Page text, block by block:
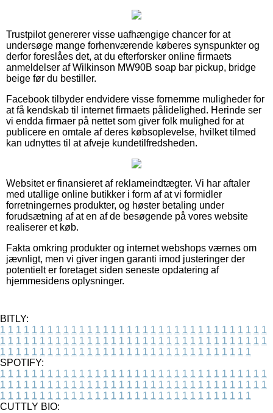
Trustpilot genererer visse uafhængige chancer for at
undersøge mange forhenværende køberes synspunkter og
derfor foreslåes det, at du efterforsker online firmaets
anmeldelser af Wilkinson MW90B soap bar pickup, bridge
beige før du bestiller.
Facebook tilbyder endvidere visse fornemme muligheder for
at få kendskab til internet firmaets pålidelighed. Herinde ser
vi endda firmaer på nettet som giver folk mulighed for at
publicere en omtale af deres købsoplevelse, hvilket tilmed
kan udnyttes til at afveje kundetilfredsheden.
Websitet er finansieret af reklameindtægter. Vi har aftaler
med utallige online butikker i form af at vi formidler
forretningernes produkter, og høster betaling under
forudsætning af at en af de besøgende på vores website
realiserer et køb.
Fakta omkring produkter og internet webshops værnes om
jævnligt, men vi giver ingen garanti imod justeringer der
potentielt er foretaget siden seneste opdatering af
hjemmesidens oplysninger.
BITLY:
1 1 1 1 1 1 1 1 1 1 1 1 1 1 1 1 1 1 1 1 1 1 1 1 1 1 1 1 1 1 1 1 1 1
1 1 1 1 1 1 1 1 1 1 1 1 1 1 1 1 1 1 1 1 1 1 1 1 1 1 1 1 1 1 1 1 1 1
1 1 1 1 1 1 1 1 1 1 1 1 1 1 1 1 1 1 1 1 1 1 1 1 1 1 1 1 1 1 1 1
SPOTIFY:
1 1 1 1 1 1 1 1 1 1 1 1 1 1 1 1 1 1 1 1 1 1 1 1 1 1 1 1 1 1 1 1 1 1
1 1 1 1 1 1 1 1 1 1 1 1 1 1 1 1 1 1 1 1 1 1 1 1 1 1 1 1 1 1 1 1 1 1
1 1 1 1 1 1 1 1 1 1 1 1 1 1 1 1 1 1 1 1 1 1 1 1 1 1 1 1 1 1 1 1
CUTTLY BIO: